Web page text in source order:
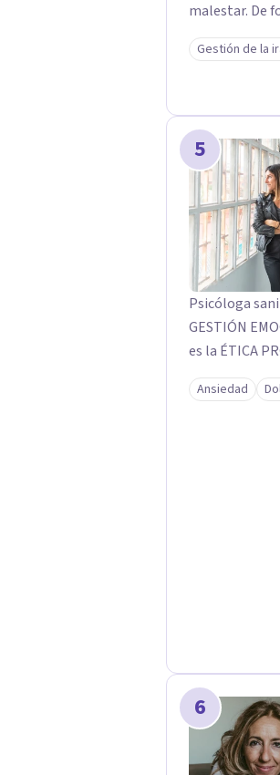
malestar. De
de la
han quedado
Gestión de la
5
Psicóloga
GESTIÓN
es la ÉTICA
Ansiedad
6